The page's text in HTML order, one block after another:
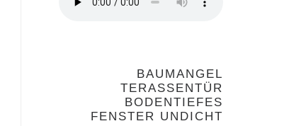
BAUMANGEL
TERASSENTÜR
BODENTIEFES
FENSTER UNDICHT